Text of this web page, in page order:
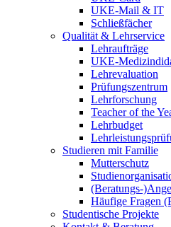
UKE-Mail & IT
Schließfächer
Qualität & Lehrservice
Lehraufträge
UKE-
Lehrevaluation
Prüfungszentrum
Lehrforschung
Teacher of the
Lehrbudget
Studieren mit Familie
Mutterschutz
(Beratungs-
Häufige Fragen
Studentische Projekte